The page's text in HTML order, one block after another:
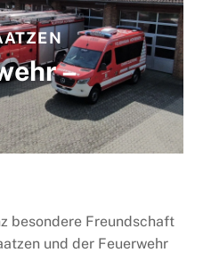
–
besondere Freundschaft
und der Feuerwehr